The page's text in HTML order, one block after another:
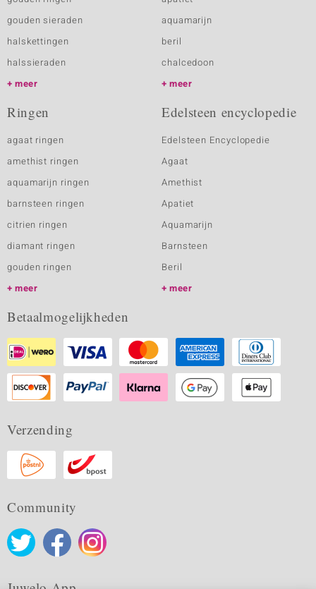
gouden sieraden
halskettingen
halssieraden
meer
aquamarijn
beril
chalcedoon
meer
Ringen
agaat ringen
amethist ringen
aquamarijn ringen
barnsteen ringen
citrien ringen
diamant ringen
gouden ringen
meer
Edelsteen encyclopedie
Edelsteen Encyclopedie
Agaat
Amethist
Apatiet
Aquamarijn
Barnsteen
Beril
meer
Betaalmogelijkheden
Verzending
Community